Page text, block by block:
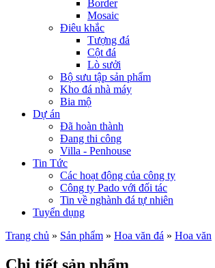
Border
Mosaic
Điêu khắc
Tượng đá
Cột đá
Lò sưởi
Bộ sưu tập sản phẩm
Kho đá nhà máy
Bia mộ
Dự án
Đã hoàn thành
Đang thi công
Villa - Penhouse
Tin Tức
Các hoạt động của công ty
Công ty Pado với đối tác
Tin về nghành đá tự nhiên
Tuyển dụng
Trang chủ » Sản phẩm » Hoa văn đá » Hoa văn